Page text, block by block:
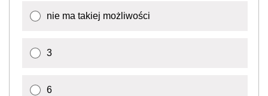
nie ma takiej możliwości
3
6